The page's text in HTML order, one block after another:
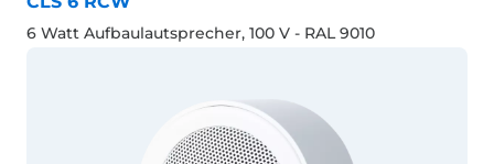
6 Watt Aufbaulautsprecher, 100 V - RAL 9010